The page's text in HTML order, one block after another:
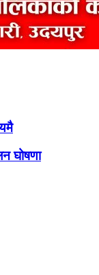
घोषणा